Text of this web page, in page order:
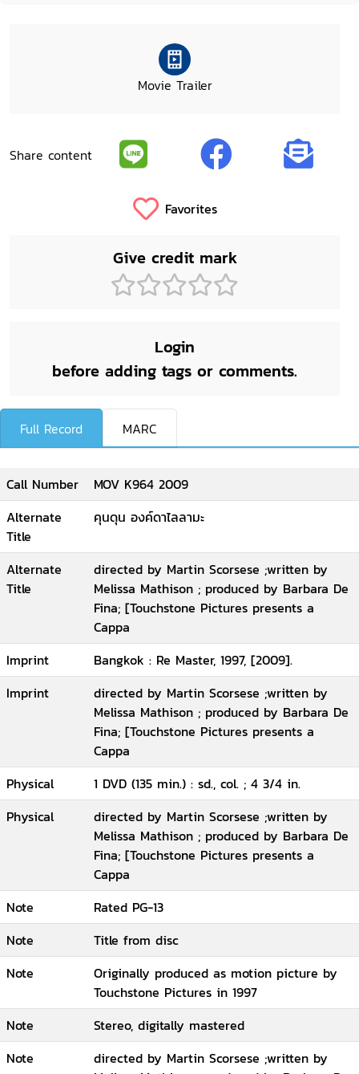
Movie Trailer
Share content
Favorites
Give credit mark
Login
before adding tags or comments.
Full Record MARC
Call Number
MOV K964 2009
Alternate
Title
คุนดุน องค์ดาไลลามะ
Alternate
Title
directed by Martin Scorsese ;written by
Melissa Mathison ; produced by Barbara De
Fina; [Touchstone Pictures presents a
Cappa
Imprint
Bangkok : Re Master, 1997, [2009].
Imprint
directed by Martin Scorsese ;written by
Melissa Mathison ; produced by Barbara De
Fina; [Touchstone Pictures presents a
Cappa
Physical
1 DVD (135 min.) : sd., col. ; 4 3/4 in.
Physical
directed by Martin Scorsese ;written by
Melissa Mathison ; produced by Barbara De
Fina; [Touchstone Pictures presents a
Cappa
Note
Rated PG-13
Note
Title from disc
Note
Originally produced as motion picture by
Touchstone Pictures in 1997
Note
Stereo, digitally mastered
Note
directed by Martin Scorsese ;written by